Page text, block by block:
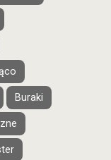
Buraki